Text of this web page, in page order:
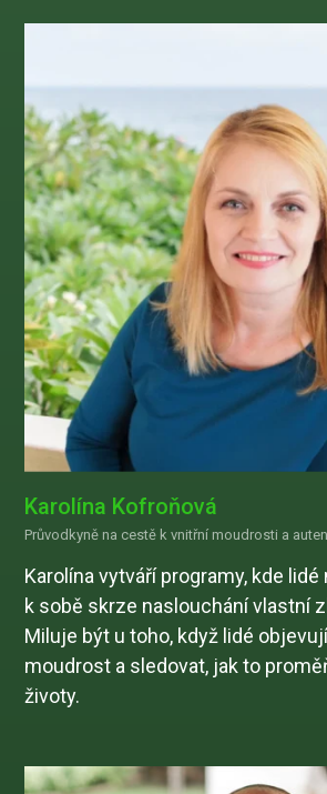
Karolína Kofroňová
Průvodkyně na cestě k vnitřní moudrosti a
Karolína vytváří programy, kde
k sobě skrze naslouchání vlastní
Miluje být u toho, když lidé
moudrost a sledovat, jak to
životy.